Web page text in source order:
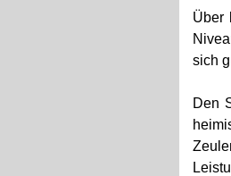
Über
sich
Den